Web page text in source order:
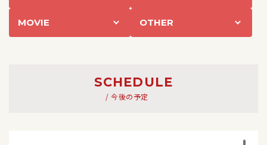
MOVIE OTHER
SCHEDULE
/ 今後の予定